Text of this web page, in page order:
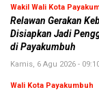
Wakil Wali Kota
Relawan Gerakan
Disiapkan Jadi
di Payakumbuh
Kamis, 6 Agu 2026 -
Wali Kota Payakumbuh